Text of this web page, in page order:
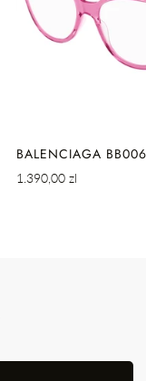
BALENCIAGA
Cena
1.390,00 zl